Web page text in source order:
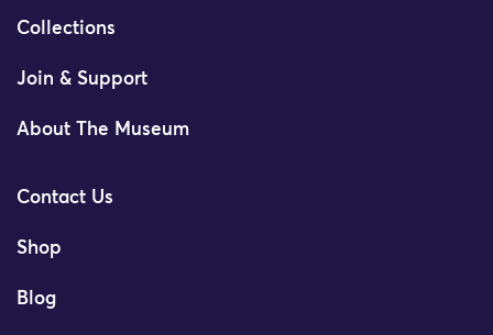
Collections
Join & Support
About The Museum
Contact Us
Shop
Blog